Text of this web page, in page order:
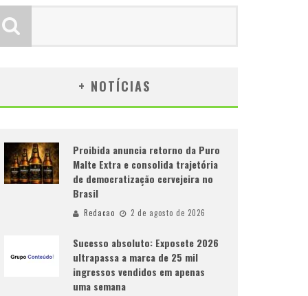
+ NOTÍCIAS
Proibida anuncia retorno da Puro
Malte Extra e consolida trajetória
de democratização cervejeira no
Brasil
Redacao 2 de agosto de 2026
Sucesso absoluto: Exposete 2026
ultrapassa a marca de 25 mil
ingressos vendidos em apenas
uma semana